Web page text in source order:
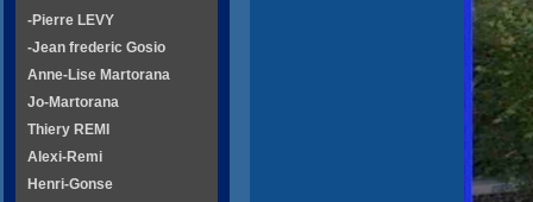
-Pierre LEVY
-Jean frederic Gosio
Anne-Lise Martorana
Jo-Martorana
Thiery REMI
Alexi-Remi
Henri-Gonse